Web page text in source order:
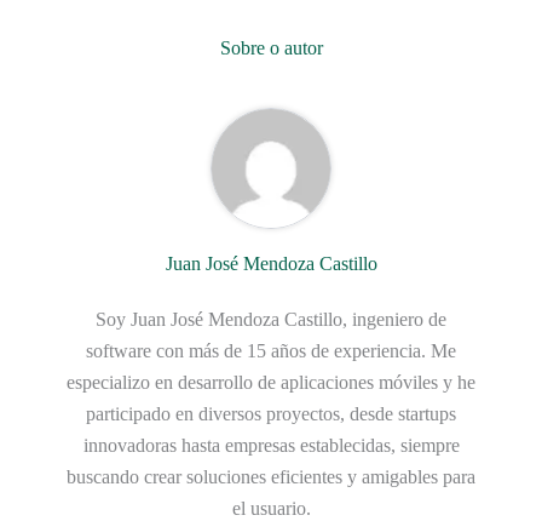
Sobre o autor
Juan José Mendoza Castillo
Soy Juan José Mendoza Castillo, ingeniero de
software con más de 15 años de experiencia. Me
especializo en desarrollo de aplicaciones móviles y he
participado en diversos proyectos, desde startups
innovadoras hasta empresas establecidas, siempre
buscando crear soluciones eficientes y amigables para
el usuario.